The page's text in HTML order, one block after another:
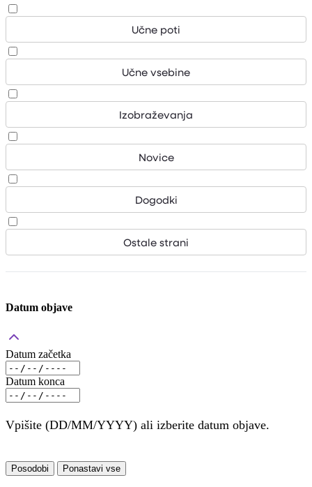
Učne poti
Učne vsebine
Izobraževanja
Novice
Dogodki
Ostale strani
Datum objave
Datum začetka
Datum konca
Vpišite (DD/MM/YYYY) ali izberite datum objave.
Posodobi Ponastavi vse